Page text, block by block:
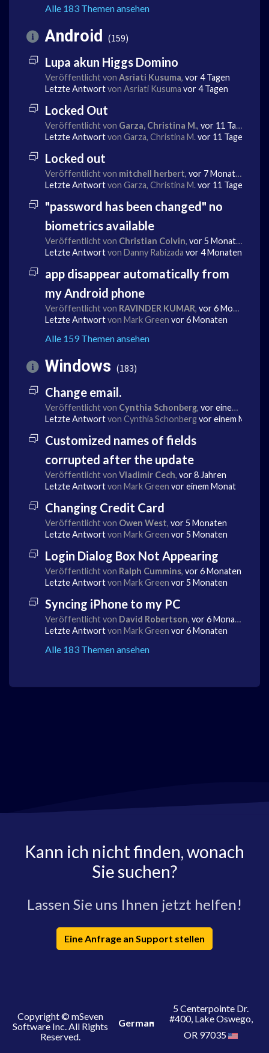
Alle 183 Themen ansehen
Android 159
Lupa akun Higgs Domino
Veröffentlicht von Asriati Kusuma, vor 4 Tagen
Letzte Antwortvon Asriati Kusuma vor 4 Tagen
Locked Out
Veröffentlicht von Garza, Christina M., vor 11 Tagen
Letzte Antwortvon Garza, Christina M.vor 11 Tagen
Locked out
Veröffentlicht von mitchell herbert, vor 7 Monaten
Letzte Antwortvon Garza, Christina M.vor 11 Tagen
"password has been changed" no
biometrics available
Veröffentlicht von Christian Colvin, vor 5 Monaten
Letzte Antwortvon Danny Rabizada vor 4 Monaten
app disappear automatically from
my Android phone
Veröffentlicht von RAVINDER KUMAR, vor 6 Monaten
Letzte Antwortvon Mark Green vor 6 Monaten
Alle 159 Themen ansehen
Windows 183
Change email.
Veröffentlicht von Cynthia Schonberg, vor einem Monat
Letzte Antwortvon Cynthia Schonbergvor einem Monat
Customized names of fields
corrupted after the update
Veröffentlicht von Vladimir Cech, vor 8 Jahren
Letzte Antwortvon Mark Green vor einem Monat
Changing Credit Card
Veröffentlicht von Owen West, vor 5 Monaten
Letzte Antwortvon Mark Green vor 5 Monaten
Login Dialog Box Not Appearing
Veröffentlicht von Ralph Cummins, vor 6 Monaten
Letzte Antwortvon Mark Green vor 5 Monaten
Syncing iPhone to my PC
Veröffentlicht von David Robertson, vor 6 Monaten
Letzte Antwortvon Mark Green vor 6 Monaten
Alle 183 Themen ansehen
Kann ich nicht finden, wonach
Sie suchen?
Lassen Sie uns Ihnen jetzt helfen!
Eine Anfrage an Support stellen
Copyright © mSeven
Software Inc. All Rights
Reserved.
German
5 Centerpointe Dr.
#400, Lake Oswego,
OR 97035